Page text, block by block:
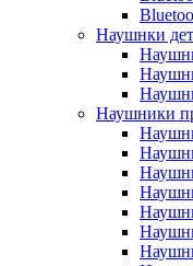
Наушнки
Наушники